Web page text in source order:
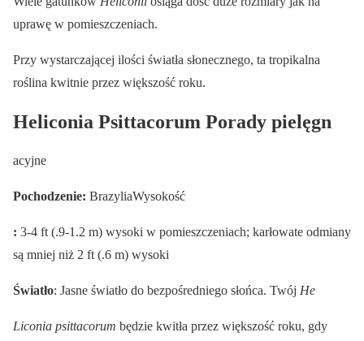
uprawę w pomieszczeniach.
Przy wystarczającej ilości światła słonecznego, ta tropikalna
roślina kwitnie przez większość roku.
Heliconia Psittacorum Porady pielęgn
acyjne
Pochodzenie: BrazyliaWysokość
: 3-4 ft (.9-1.2 m) wysoki w pomieszczeniach; karłowate odmiany
są mniej niż 2 ft (.6 m) wysoki
Światło: Jasne światło do bezpośredniego słońca. Twój He
Liconia psittacorum będzie kwitła przez większość roku, gdy